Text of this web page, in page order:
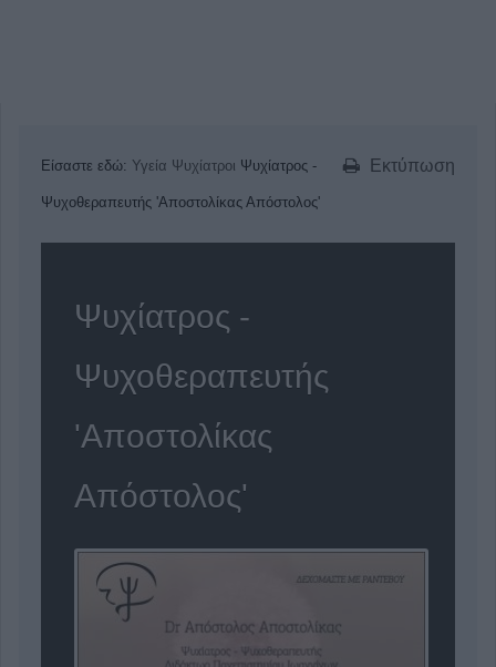
Εκτύπωση
Είσαστε εδώ: Υγεία Ψυχίατροι Ψυχίατρος -
Ψυχοθεραπευτής 'Αποστολίκας Απόστολος'
Ψυχίατρος -
Ψυχοθεραπευτής
'Αποστολίκας
Απόστολος'